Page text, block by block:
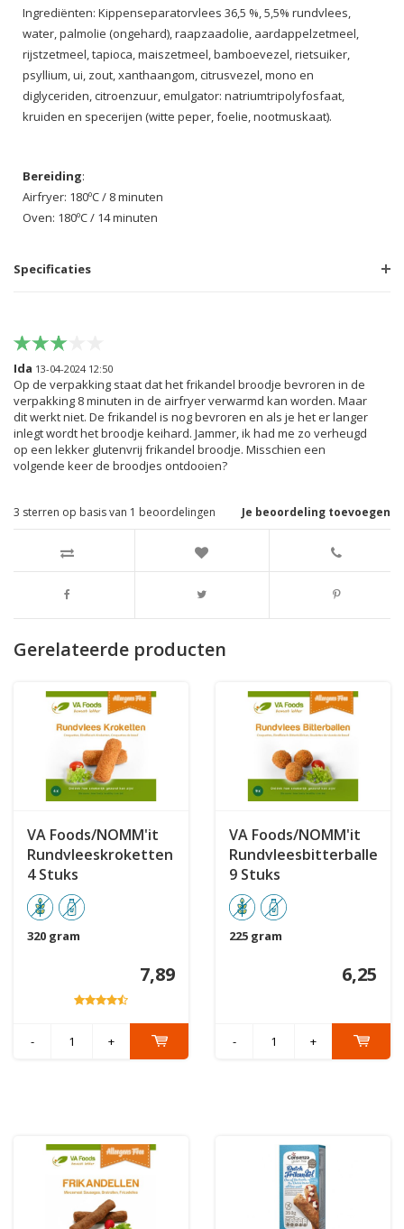
Ingrediënten: Kippenseparatorvlees 36,5 %, 5,5% rundvlees,
water, palmolie (ongehard), raapzaadolie, aardappelzetmeel,
rijstzetmeel, tapioca, maiszetmeel, bamboevezel, rietsuiker,
psyllium, ui, zout, xanthaangom, citrusvezel, mono en
diglyceriden, citroenzuur, emulgator: natriumtripolyfosfaat,
kruiden en specerijen (witte peper, foelie, nootmuskaat).
Bereiding:
Airfryer: 180ºC / 8 minuten
Oven: 180ºC / 14 minuten
Specificaties
Ida 13-04-2024 12:50
Op de verpakking staat dat het frikandel broodje bevroren in de
verpakking 8 minuten in de airfryer verwarmd kan worden. Maar
dit werkt niet. De frikandel is nog bevroren en als je het er langer
inlegt wordt het broodje keihard. Jammer, ik had me zo verheugd
op een lekker glutenvrij frikandel broodje. Misschien een
volgende keer de broodjes ontdooien?
Je beoordeling toevoegen
3 sterren op basis van 1 beoordelingen
Gerelateerde producten
VA Foods/NOMM'it
Rundvleeskroketten
4 Stuks
320 gram
7,89
- +
VA Foods/NOMM'it
Rundvleesbitterballen
9 Stuks
225 gram
6,25
- +